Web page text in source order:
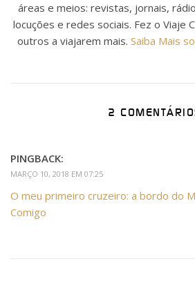
áreas e meios: revistas, jornais,
locuções e redes sociais. Fez o Viaje
outros a viajarem mais. Saiba Mais
2
PINGBACK:
MARÇO 10, 2018 EM 07:25
O meu primeiro cruzeiro: a bordo do
Comigo